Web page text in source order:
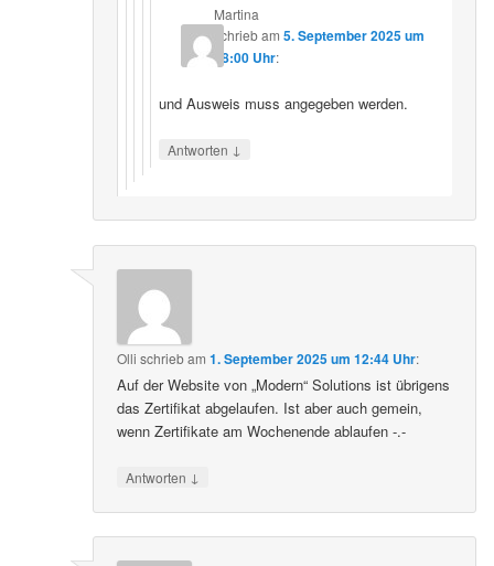
Martina
schriebam 5. September 2025 um
18:00 Uhr:
und Ausweis muss angegeben werden.
Antworten ↓
Olli schriebam1. September 2025 um 12:44 Uhr:
Auf der Website von „Modern“ Solutions ist übrigens
das Zertifikat abgelaufen. Ist aber auch gemein,
wenn Zertifikate am Wochenende ablaufen -.-
Antworten ↓